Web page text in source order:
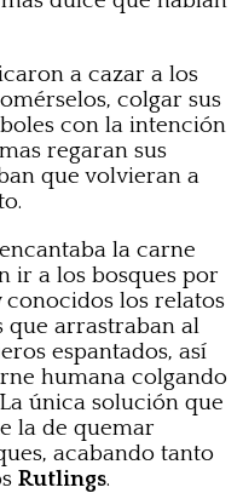
a cazar a los
colgar sus
con la intención
regaran sus
que volvieran a
la carne
ir a los bosques por
conocidos los relatos
que arrastraban al
espantados, así
humana colgando
única solución que
la de quemar
acabando tanto
Rutlings.